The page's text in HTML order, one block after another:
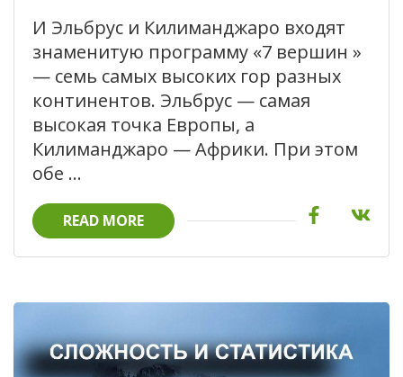
И Эльбрус и Килиманджаро входят
знаменитую программу «7 вершин »
— семь самых высоких гор разных
континентов. Эльбрус — самая
высокая точка Европы, а
Килиманджаро — Африки. При этом
обе …
READ MORE